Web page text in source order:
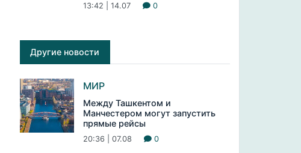
13:42 | 14.07 0
Другие новости
МИР
Между Ташкентом и
Манчестером могут запустить
прямые рейсы
20:36 | 07.08 0